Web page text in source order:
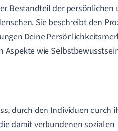
Bestandteil der persönlichen
Sie beschreibt den
Deine
Aspekte wie
durch den Individuen durch
damit verbundenen sozialen